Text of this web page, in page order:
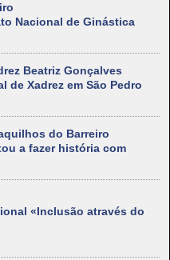
Nacional de Ginástica
Beatriz Gonçalves
de Xadrez em São Pedro
do Barreiro
a fazer história com
«Inclusão através do